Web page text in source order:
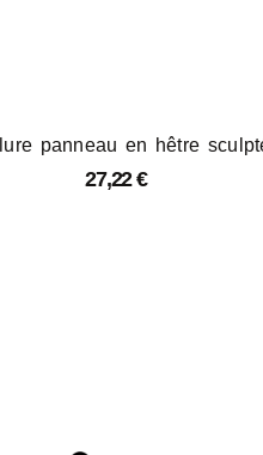
panneau en hêtre
27,22€